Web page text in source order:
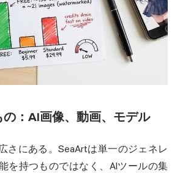
：AI画像、動画、モデル
さにある。SeaArtは単一のジェネレ
を持つものではなく、AIツールの集